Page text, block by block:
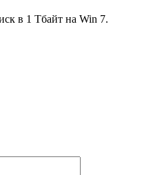
в 1 Тбайт на Win 7.